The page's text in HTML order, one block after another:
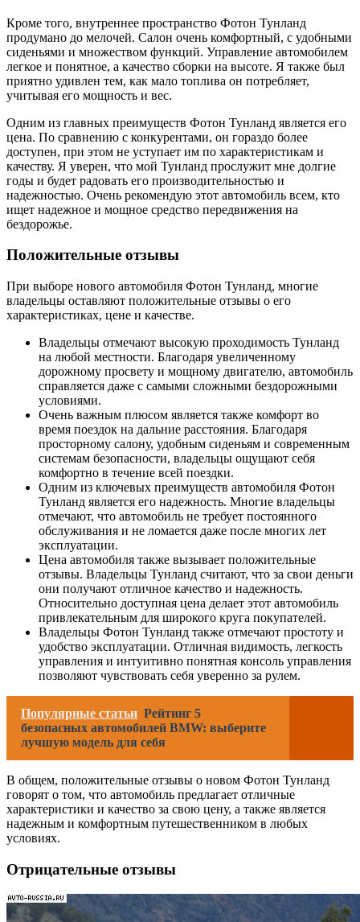
Кроме того, внутреннее пространство Фотон Тунланд
продумано до мелочей. Салон очень комфортный, с удобными
сиденьями и множеством функций. Управление автомобилем
легкое и понятное, а качество сборки на высоте. Я также был
приятно удивлен тем, как мало топлива он потребляет,
учитывая его мощность и вес.
Одним из главных преимуществ Фотон Тунланд является его
цена. По сравнению с конкурентами, он гораздо более
доступен, при этом не уступает им по характеристикам и
качеству. Я уверен, что мой Тунланд прослужит мне долгие
годы и будет радовать его производительностью и
надежностью. Очень рекомендую этот автомобиль всем, кто
ищет надежное и мощное средство передвижения на
бездорожье.
Положительные отзывы
При выборе нового автомобиля Фотон Тунланд, многие
владельцы оставляют положительные отзывы о его
характеристиках, цене и качестве.
Владельцы отмечают высокую проходимость Тунланд
на любой местности. Благодаря увеличенному
дорожному просвету и мощному двигателю, автомобиль
справляется даже с самыми сложными бездорожными
условиями.
Очень важным плюсом является также комфорт во
время поездок на дальние расстояния. Благодаря
просторному салону, удобным сиденьям и современным
системам безопасности, владельцы ощущают себя
комфортно в течение всей поездки.
Одним из ключевых преимуществ автомобиля Фотон
Тунланд является его надежность. Многие владельцы
отмечают, что автомобиль не требует постоянного
обслуживания и не ломается даже после многих лет
эксплуатации.
Цена автомобиля также вызывает положительные
отзывы. Владельцы Тунланд считают, что за свои деньги
они получают отличное качество и надежность.
Относительно доступная цена делает этот автомобиль
привлекательным для широкого круга покупателей.
Владельцы Фотон Тунланд также отмечают простоту и
удобство эксплуатации. Отличная видимость, легкость
управления и интуитивно понятная консоль управления
позволяют чувствовать себя уверенно за рулем.
Популярные статьи Рейтинг 5
безопасных автомобилей BMW: выберите
лучшую модель для себя
В общем, положительные отзывы о новом Фотон Тунланд
говорят о том, что автомобиль предлагает отличные
характеристики и качество за свою цену, а также является
надежным и комфортным путешественником в любых
условиях.
Отрицательные отзывы